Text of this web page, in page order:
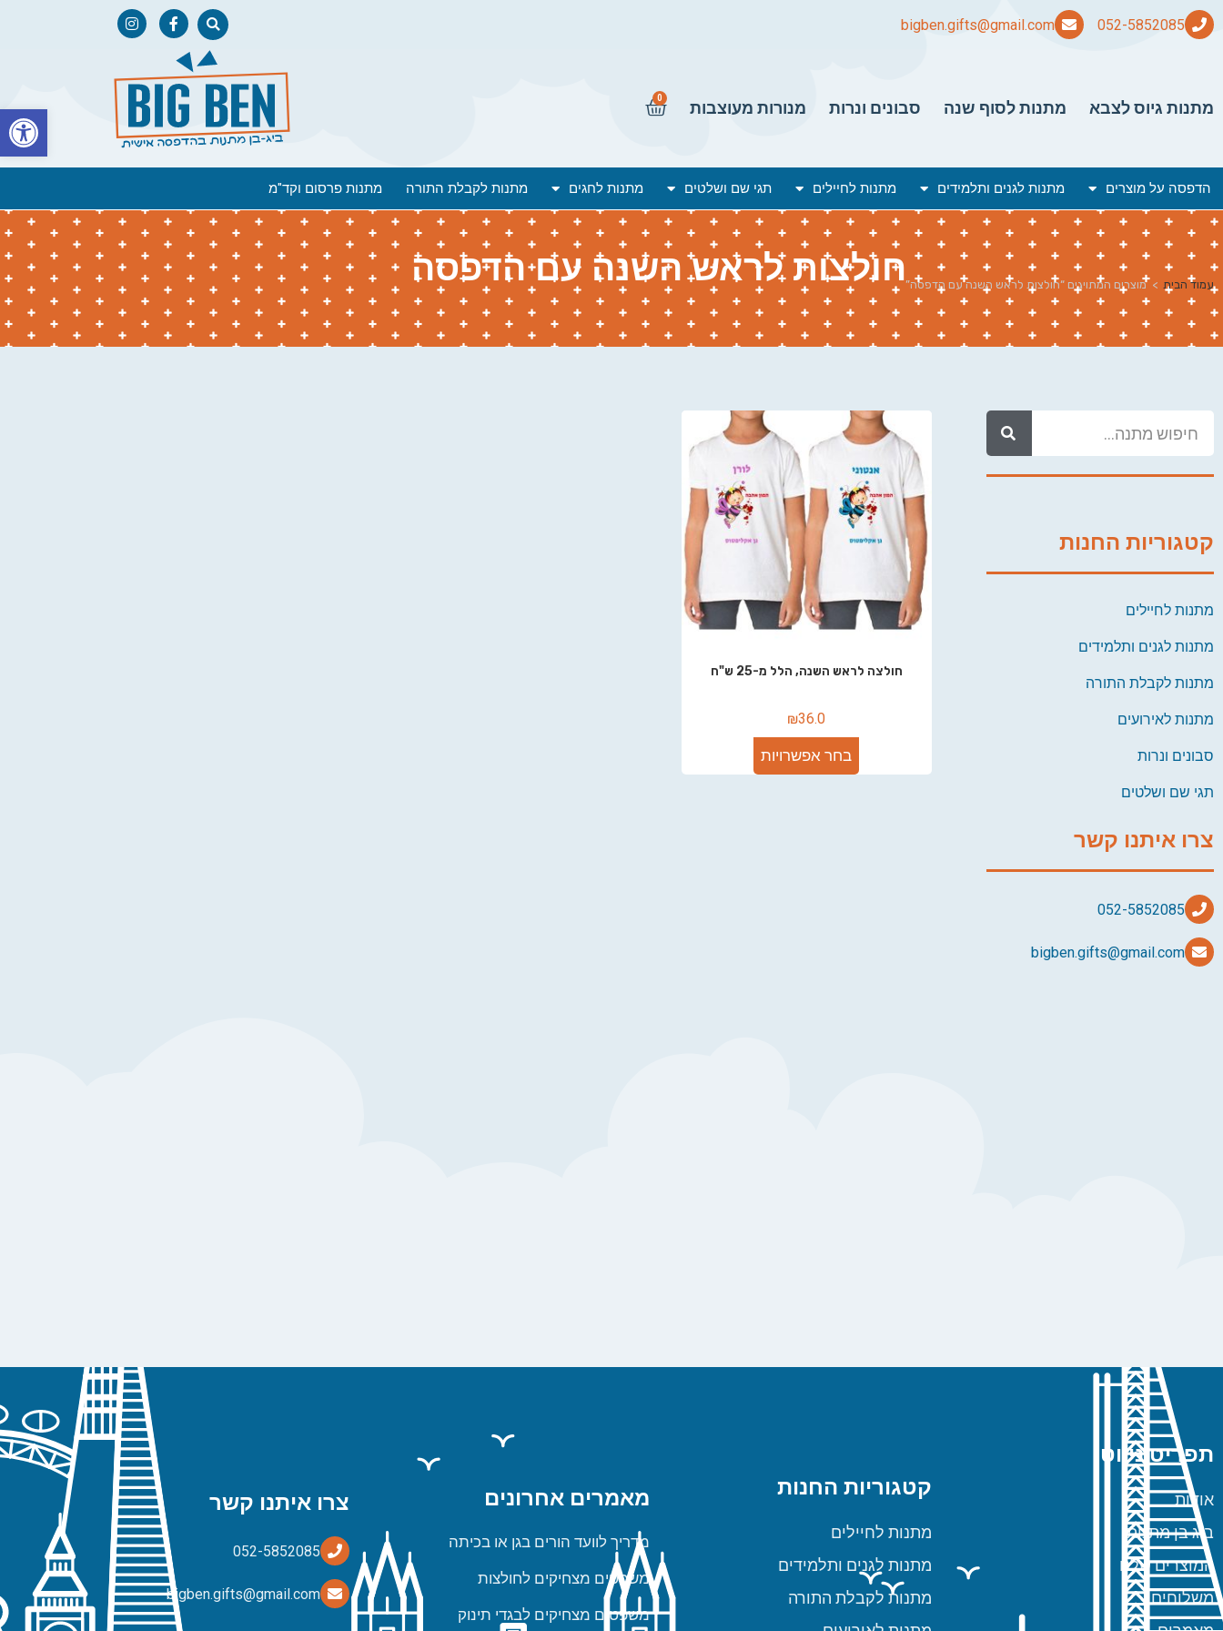
bigben.gifts@gmail.com
מתנות גיוס לצבא מתנות לסוף שנה סבונים ונרות מנורות מעוצבות
0
הדפסה על מוצרים מתנות לגנים ותלמידים מתנות לחיילים תגי שם ושלטים מתנות לחגים מתנות לקבלת התורה מתנות פרסום וקד"מ
חולצות לראש השנה עם הדפסה עמוד הבית > מוצרים המתויגים “חולצות לראש השנה עם הדפסה”
קטגוריות החנות
מתנות לחיילים
מתנות לגנים ותלמידים
מתנות לקבלת התורה
מתנות לאירועים
סבונים ונרות
תגי שם ושלטים
צרו איתנו קשר
bigben.gifts@gmail.com
חולצה לראש השנה, הלל מ-25 ש"ח
₪36.0
בחר אפשרויות
תפריט ניווט
אודות
ביג בן מתנות
המוצרים שלנו
משלוחים
קטגוריות החנות
מתנות לחיילים
מתנות לגנים ותלמידים
מתנות לקבלת התורה
מאמרים אחרונים
מדריך לוועד הורים בגן או בכיתה
משפטים מצחיקים לחולצות
משפטים מצחיקים לבגדי תינוק
צרו איתנו קשר
bigben.gifts@gmail.com